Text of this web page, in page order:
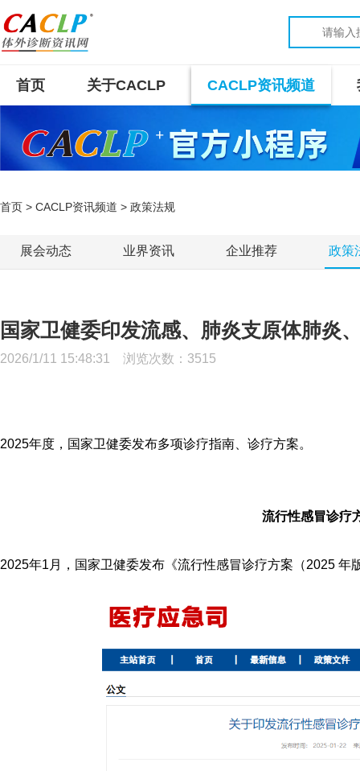
首页 关于CACLP CACLP资讯频道
首页 > CACLP资讯频道 > 政策法规
展会动态 业界资讯 企业推荐 政策
国家卫健委印发流感、肺炎支原体肺炎
2026/1/11 15:48:31 浏览次数： 3515
2025年度，国家卫健委发布多项诊疗指南、诊疗方案。
流行性感冒诊疗
2025年1月， 国家卫健委发布 《流行性感冒诊疗方案（2025 年